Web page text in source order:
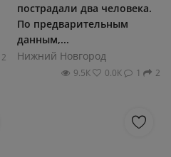
2
пострадали два человека.
По предварительным
данным,...
Нижний Новгород
9.5К 0.0К 1 2